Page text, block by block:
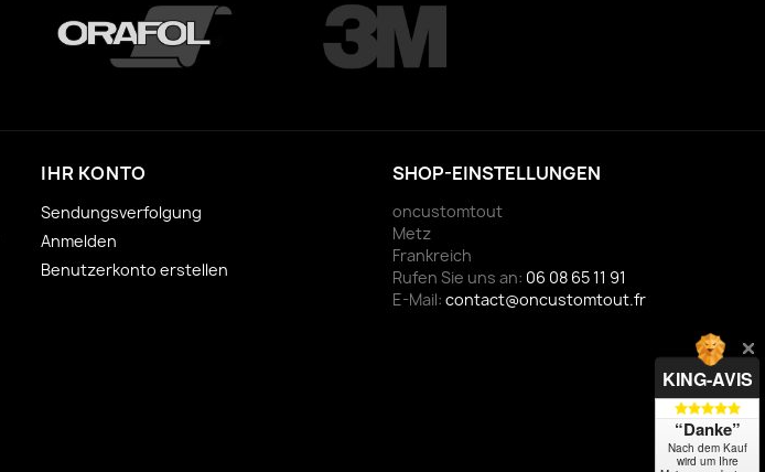
IHR KONTO
Sendungsverfolgung
Anmelden
Benutzerkonto erstellen
SHOP-EINSTELLUNGEN
oncustomtout
Metz
Frankreich
Rufen Sie uns an: 06 08 65 11 91
E-Mail:contact@oncustomtout.fr
KING-AVIS
“Danke”
Nach dem Kauf
wird um Ihre